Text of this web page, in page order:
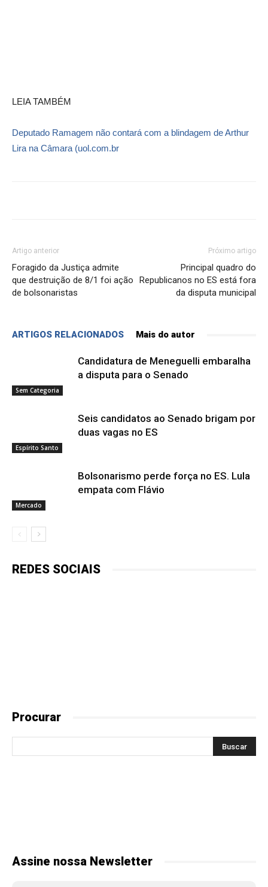
LEIA TAMBÉM
Deputado Ramagem não contará com a blindagem de Arthur
Lira na Câmara (uol.com.br
Artigo anterior
Foragido da Justiça admite
que destruição de 8/1 foi ação
de bolsonaristas
Próximo artigo
Principal quadro do
Republicanos no ES está fora
da disputa municipal
ARTIGOS RELACIONADOS Mais do autor
Sem Categoria
Candidatura de Meneguelli embaralha
a disputa para o Senado
Espírito Santo
Seis candidatos ao Senado brigam por
duas vagas no ES
Mercado
Bolsonarismo perde força no ES. Lula
empata com Flávio
REDES SOCIAIS
Procurar
Assine nossa Newsletter